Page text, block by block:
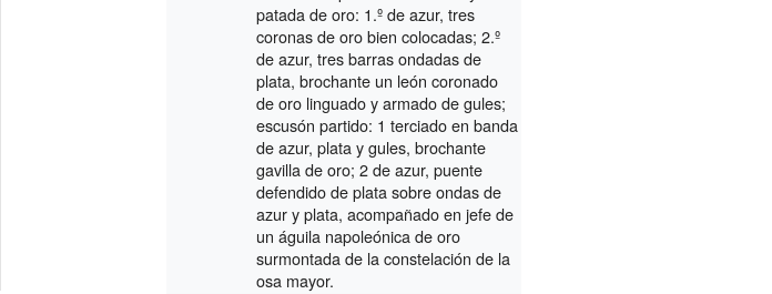
patada de oro: 1.º de azur, tres
coronas de oro bien colocadas; 2.º
de azur, tres barras ondadas de
plata, brochante un león coronado
de oro linguado y armado de gules;
escusón partido: 1 terciado en banda
de azur, plata y gules, brochante
gavilla de oro; 2 de azur, puente
defendido de plata sobre ondas de
azur y plata, acompañado en jefe de
un águila napoleónica de oro
surmontada de la constelación de la
osa mayor.